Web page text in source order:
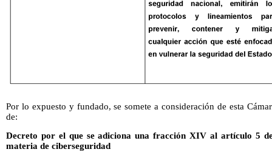
Por lo expuesto y fundado, se somete a consideración de esta
de:
Decreto por el que se adiciona una fracción XIV al artículo 5
materia de ciberseguridad